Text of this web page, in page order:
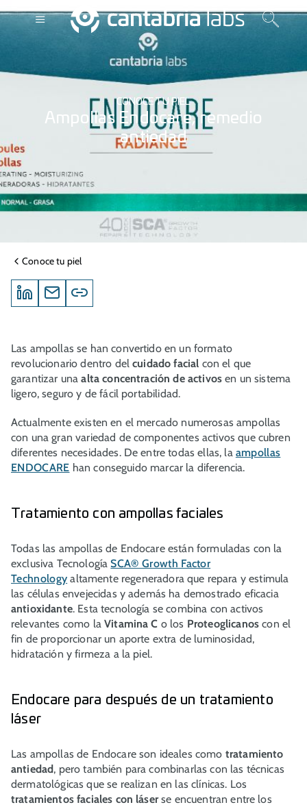
CONOCE TU PIEL
Ampollas Endocare, remedio
antiedad
Conoce tu piel
Las ampollas se han convertido en un formato
revolucionario dentro delcuidado facial con el que
garantizar unaalta concentración de activos en un sistema
ligero, seguro y de fácil portabilidad.
Actualmente existen en el mercado numerosas ampollas
con una gran variedad de componentes activos que cubren
diferentes necesidades. De entre todas ellas, la ampollas
ENDOCARE han conseguido marcar la diferencia.
Tratamiento con ampollas faciales
Todas las ampollas de Endocare están formuladas con la
exclusiva TecnologíaSCA® Growth Factor
Technology altamente regeneradora que repara y estimula
las células envejecidas y además ha demostrado eficacia
antioxidante. Esta tecnología se combina con activos
relevantes como laVitamina C o los Proteoglicanos con el
fin de proporcionar un aporte extra de luminosidad,
hidratación y firmeza a la piel.
Endocare para después de un tratamiento
láser
Las ampollas de Endocare son ideales como tratamiento
antiedad, pero también para combinarlas con las técnicas
dermatológicas que se realizan en las clínicas. Los
tratamientos faciales con láserse encuentran entre los